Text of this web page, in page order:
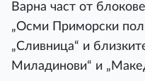
Варна част от
„Осми Приморски
„Сливница“ и
Миладинови“ и